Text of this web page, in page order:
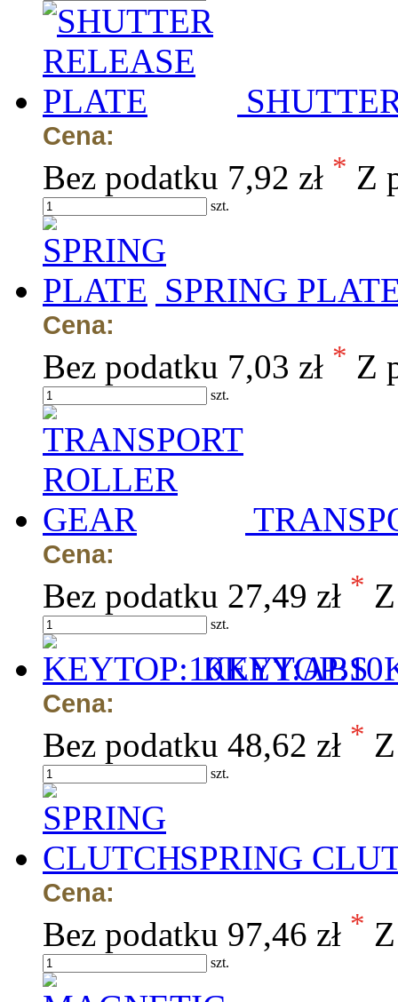
Cena:
Bez podatku 7,92 zł * Z
szt.
SPRING
Cena:
Bez podatku 7,03 zł * Z
szt.
Cena:
Bez podatku 27,49 zł *
szt.
Cena:
Bez podatku 48,62 zł *
szt.
SPRING
Cena:
Bez podatku 97,46 zł *
szt.